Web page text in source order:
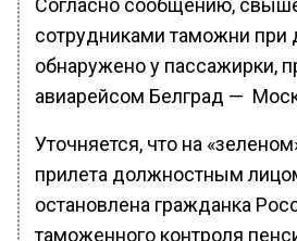
Согласно сообщению,
сотрудниками таможни
обнаружено у пассажирки,
авиарейсом Белград —
Уточняется, что на
прилета должностным
остановлена гражданка
таможенного контроля